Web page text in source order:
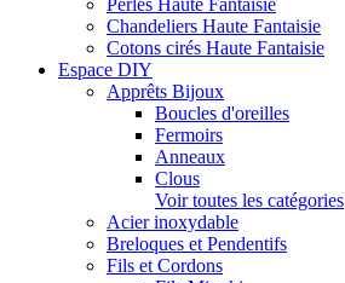
Perles Haute Fantaisie
Chandeliers Haute Fantaisie
Cotons cirés Haute Fantaisie
Espace DIY
Apprêts Bijoux
Boucles d'oreilles
Fermoirs
Anneaux
Clous
Voir toutes les catégories
Acier inoxydable
Breloques et Pendentifs
Fils et Cordons